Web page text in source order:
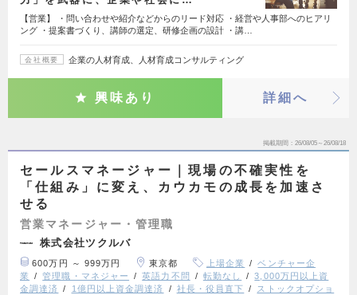
【営業】 ・問い合わせや紹介などからのリード対応 ・経営や人事部へのヒアリ
ング ・提案書づくり、講師の選定、研修企画の設計 ・講…
会社概要 企業の人材育成、人材育成コンサルティング
興味あり 詳細へ
掲載期間 26/08/05～26/08/18
セールスマネージャー｜現場の不確実性を
「仕組み」に変え、カウカモの成長を加速さ
せる
営業マネージャー・管理職
株式会社ツクルバ
600万円 ～ 999万円 東京都 上場企業
ベンチャー企
業
管理職・マネジャー 英語力不問 転勤なし
3,000万円以上資
金調達済
1億円以上資金調達済 社長・役員直下
ストックオプショ